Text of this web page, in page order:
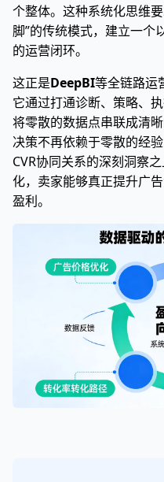
个整体。这种系统化思维
脚”的传统模式，建立一个
的运营闭环。
这正是DeepBI等全链路运
它通过打通诊断、策略、
将零散的数据点串联成清
决策不再依赖于零散的经
CVR协同关系的深刻洞察
化，卖家能够真正提升广
盈利。